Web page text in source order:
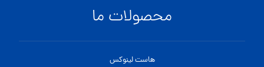
محصولات ما
هاست لینوکس